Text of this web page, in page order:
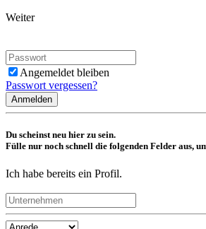
Weiter
Angemeldet bleiben
Passwort vergessen?
Anmelden
Du scheinst neu hier zu sein.
Fülle nur noch schnell die folgenden Felder aus,
Ich habe bereits ein Profil.